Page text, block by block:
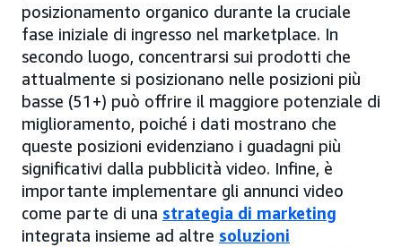
posizionamento organico durante la cruciale
fase iniziale di ingresso nel marketplace. In
secondo luogo, concentrarsi sui prodotti che
attualmente si posizionano nelle posizioni più
basse (51+) può offrire il maggiore potenziale di
miglioramento, poiché i dati mostrano che
queste posizioni evidenziano i guadagni più
significativi dalla pubblicità video. Infine, è
importante implementare gli annunci video
come parte di una strategia di marketing
integrata insieme ad altre soluzioni